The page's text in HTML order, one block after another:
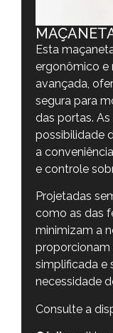
Esta
ergonômico
avançada,
segura para
das portas.
possibilidade
a
e controle
Projetadas
como as das
minimizam a
proporcionam
simplificada e
necessidade
Consulte a